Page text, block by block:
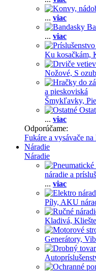
... viac
... viac
Ku kosačkám,
Nožové, S
a pieskoviská
Šmykľavky,
... viac
Odporúčame:
Fukáre a vysávače na
Náradie
Náradie
náradie a
... viac
Píly, AKU
Kladivá,
Generátory,